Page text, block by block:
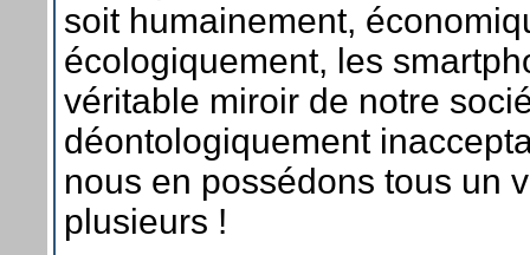
soit humainement,
écologiquement, les
véritable miroir de notre
déontologiquement
nous en possédons tous un
plusieurs !